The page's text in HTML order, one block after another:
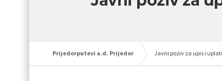
Prijedorputevi a.d. Prijedor Javni poziv za upis i